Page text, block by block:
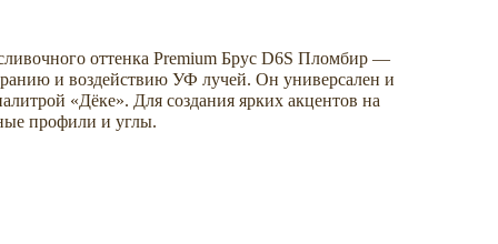
оттенка Premium Брус D6S Пломбир —
и воздействию УФ лучей. Он универсален и
«Дёке». Для создания ярких акцентов на
профили и углы.